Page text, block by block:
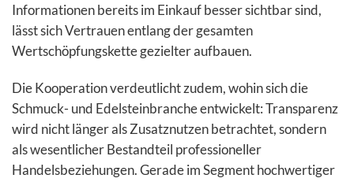
Informationen bereits im Einkauf besser sichtbar sind,
lässt sich Vertrauen entlang der gesamten
Wertschöpfungskette gezielter aufbauen.
Die Kooperation verdeutlicht zudem, wohin sich die
Schmuck- und Edelsteinbranche entwickelt: Transparenz
wird nicht länger als Zusatznutzen betrachtet, sondern
als wesentlicher Bestandteil professioneller
Handelsbeziehungen. Gerade im Segment hochwertiger